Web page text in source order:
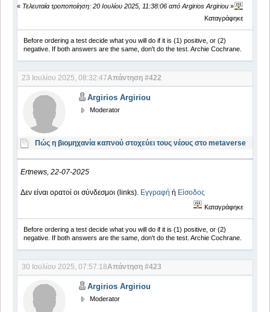
« Τελευταία τροποποίηση: 20 Ιουλίου 2025, 11:38:06 από Argirios Argiriou »
Καταγράφηκε
Before ordering a test decide what you will do if it is (1) positive, or (2)
negative. If both answers are the same, don't do the test. Archie Cochrane.
23 Ιουλίου 2025, 08:32:47Απάντηση #422
Argirios Argiriou
Moderator
Πώς η βιομηχανία καπνού στοχεύει τους νέους στο metaverse
Ertnews, 22-07-2025
Δεν είναι ορατοί οι σύνδεσμοι (links). Εγγραφή ή Είσοδος
Καταγράφηκε
Before ordering a test decide what you will do if it is (1) positive, or (2)
negative. If both answers are the same, don't do the test. Archie Cochrane.
30 Ιουλίου 2025, 07:57:18Απάντηση #423
Argirios Argiriou
Moderator